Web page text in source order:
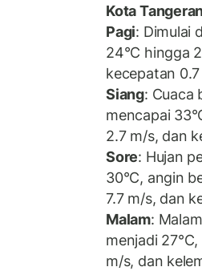
Kota
Pagi: Dimulai
24°C hingga
kecepatan
Siang: Cuaca
mencapai
2.7 m/s, dan
Sore: Hujan
30°C, angin
7.7 m/s, dan
Malam:
menjadi
m/s, dan